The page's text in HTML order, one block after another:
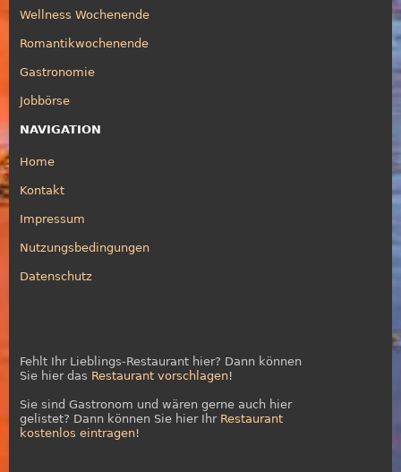
Wellness Wochenende
Romantikwochenende
Gastronomie
Jobbörse
NAVIGATION
Home
Kontakt
Impressum
Nutzungsbedingungen
Datenschutz
Fehlt Ihr Lieblings-Restaurant hier? Dann können
Sie hier das Restaurant vorschlagen!
Sie sind Gastronom und wären gerne auch hier
gelistet? Dann können Sie hier Ihr Restaurant
kostenlos eintragen!